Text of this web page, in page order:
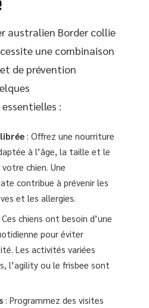
australien Border collie
une combinaison
de prévention
:
: Offrez une nourriture
à l’âge, la taille et le
chien. Une
contribue à prévenir les
et les allergies.
Ces chiens ont besoin d’une
pour éviter
Les activités variées
l’agility ou le frisbee sont
: Programmez des visites